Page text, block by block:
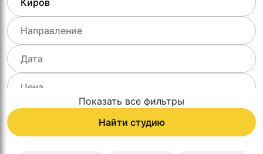
Показать все фильтры
Найти студию